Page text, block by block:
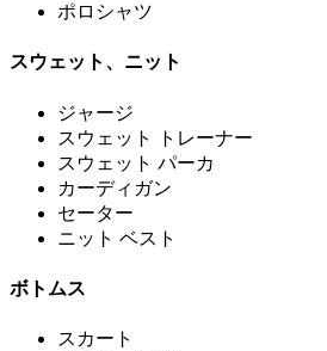
ポロシャツ
スウェット、ニット
ジャージ
スウェット トレーナー
スウェット パーカ
カーディガン
セーター
ニット ベスト
ボトムス
スカート